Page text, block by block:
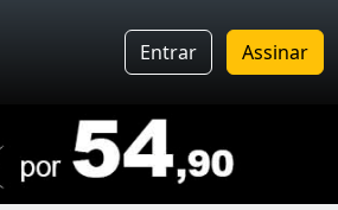
Entrar Assinar